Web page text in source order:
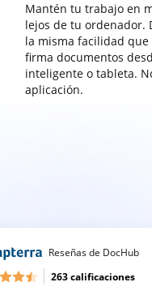
Mantén tu trabajo en
lejos de tu ordenador.
la misma facilidad
firma documentos
inteligente o tableta.
aplicación.
Reseñas de DocHub
263 calificaciones